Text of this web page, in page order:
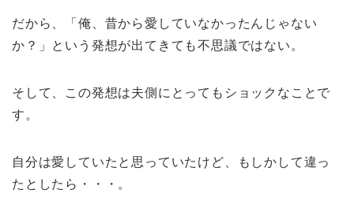
だから、「俺、昔から愛していなかったんじゃない
か？」という発想が出てきても不思議ではない。
そして、この発想は夫側にとってもショックなことで
す。
自分は愛していたと思っていたけど、もしかして違っ
たとしたら・・・。